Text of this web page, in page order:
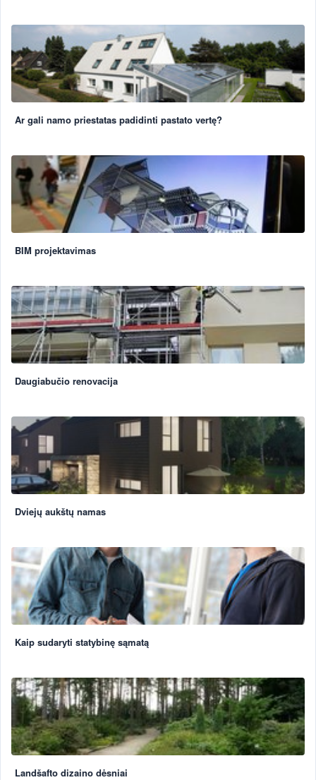
Ar gali namo priestatas padidinti pastato vertę?
BIM projektavimas
Daugiabučio renovacija
Dviejų aukštų namas
Kaip sudaryti statybinę sąmatą
Landšafto dizaino dėsniai